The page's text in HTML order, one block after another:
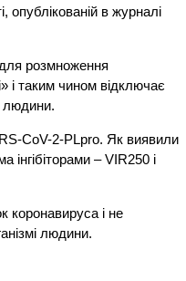
опублікованій в журналі
розмноження
і таким чином відключає
людини.
CoV-2-PLpro. Як виявили
інгібіторами – VIR250 і
коронавируса і не
людини.